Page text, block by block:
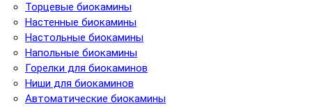
Торцевые биокамины
Настенные биокамины
Настольные биокамины
Напольные биокамины
Горелки для биокаминов
Ниши для биокаминов
Автоматические биокамины